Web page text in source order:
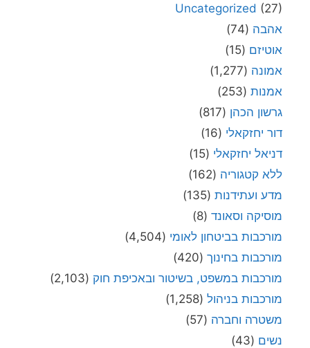
Uncategorized (27)
אהבה (74)
אוטיזם (15)
אמונה (1,277)
אמנות (253)
גרשון הכהן (817)
דור יחזקאלי (16)
דניאל יחזקאלי (15)
ללא קטגוריה (162)
מדע ועתידנות (135)
מוסיקה וסאונד (8)
מורכבות בביטחון לאומי (4,504)
מורכבות בחינוך (420)
מורכבות במשפט, בשיטור ובאכיפת חוק (2,103)
מורכבות בניהול (1,258)
משטרה וחברה (57)
נשים (43)